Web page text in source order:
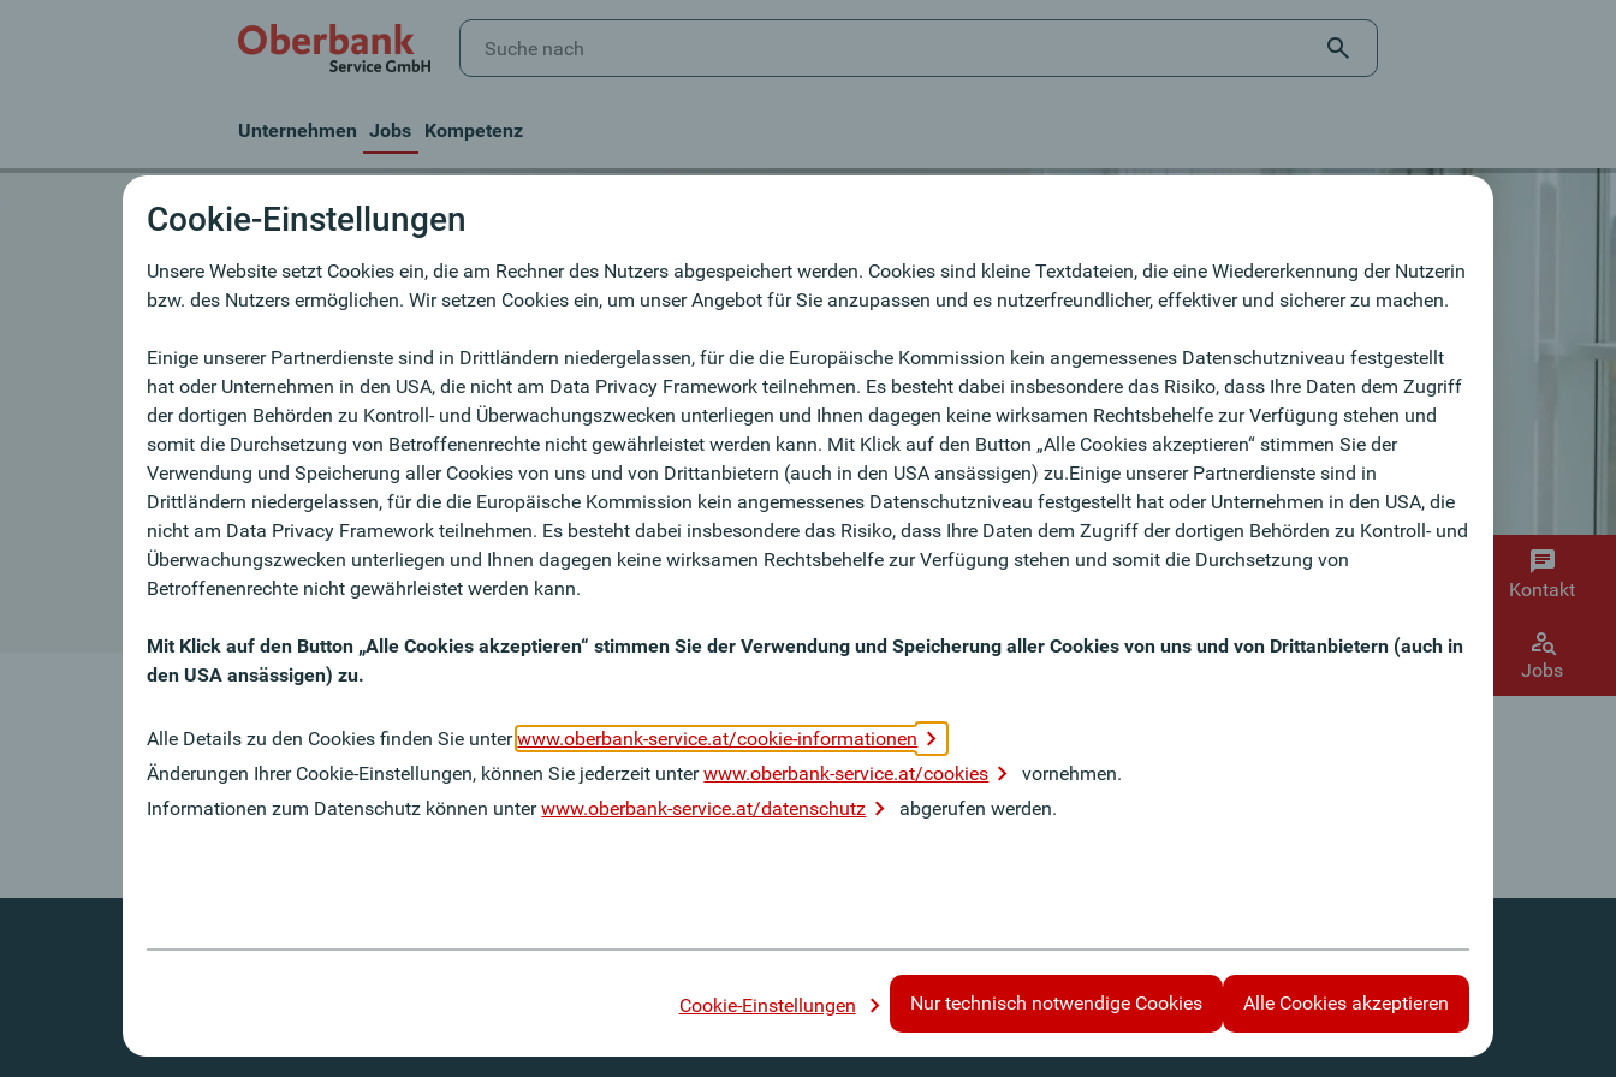
Unternehmen Jobs Kompetenz
Jobbörse
Sie sind auf Jobsuche?
Wir verstärken laufend unser Team und sind immer auf der
Suche nach MitarbeiterInnen.
Wir freuen uns auf Ihre Bewerbung!
Initiativbewerbung
zurück zur Jobübersicht
Kontakt
Jobs
Cookie-Einstellungen
Unsere Website setzt Cookies ein, die am Rechner des Nutzers abgespeichert werden. Cookies sind kleine Textdateien, die eine Wiedererkennung der Nutzerin
bzw. des Nutzers ermöglichen. Wir setzen Cookies ein, um unser Angebot für Sie anzupassen und es nutzerfreundlicher, effektiver und sicherer zu machen.
Einige unserer Partnerdienste sind in Drittländern niedergelassen, für die die Europäische Kommission kein angemessenes Datenschutzniveau festgestellt
hat oder Unternehmen in den USA, die nicht am Data Privacy Framework teilnehmen. Es besteht dabei insbesondere das Risiko, dass Ihre Daten dem Zugriff
der dortigen Behörden zu Kontroll- und Überwachungszwecken unterliegen und Ihnen dagegen keine wirksamen Rechtsbehelfe zur Verfügung stehen und
somit die Durchsetzung von Betroffenenrechte nicht gewährleistet werden kann. Mit Klick auf den Button „Alle Cookies akzeptieren“ stimmen Sie der
Verwendung und Speicherung aller Cookies von uns und von Drittanbietern (auch in den USA ansässigen) zu.Einige unserer Partnerdienste sind in
Drittländern niedergelassen, für die die Europäische Kommission kein angemessenes Datenschutzniveau festgestellt hat oder Unternehmen in den USA, die
nicht am Data Privacy Framework teilnehmen. Es besteht dabei insbesondere das Risiko, dass Ihre Daten dem Zugriff der dortigen Behörden zu Kontroll- und
Überwachungszwecken unterliegen und Ihnen dagegen keine wirksamen Rechtsbehelfe zur Verfügung stehen und somit die Durchsetzung von
Betroffenenrechte nicht gewährleistet werden kann.
Mit Klick auf den Button „Alle Cookies akzeptieren“ stimmen Sie der Verwendung und Speicherung aller Cookies von uns und von Drittanbietern (auch in
den USA ansässigen) zu.
Alle Details zu den Cookies finden Sie unterwww.oberbank-service.at/cookie-informationen
Änderungen Ihrer Cookie-Einstellungen, können Sie jederzeit unterwww.oberbank-service.at/cookies
vornehmen.
Informationen zum Datenschutz können unterwww.oberbank-service.at/datenschutz abgerufen werden.
Cookie-Einstellungen Nur technisch notwendige Cookies Alle Cookies akzeptieren
Cookies Datenschutz Barrierefreiheit © Oberbank Service GmbH 2026